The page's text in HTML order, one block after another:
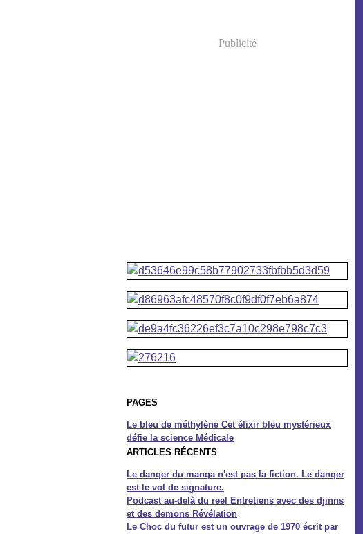
Publicité
PAGES
Le bleu de méthylène Cet élixir bleu mystérieux
défie la science Médicale
ARTICLES RÉCENTS
Le danger du manga n'est pas la fiction. Le danger
est le vol de signature.
Podcast au-delà du reel Entretiens avec des djinns
et des demons Révélation
Le Choc du futur est un ouvrage de 1970 écrit par